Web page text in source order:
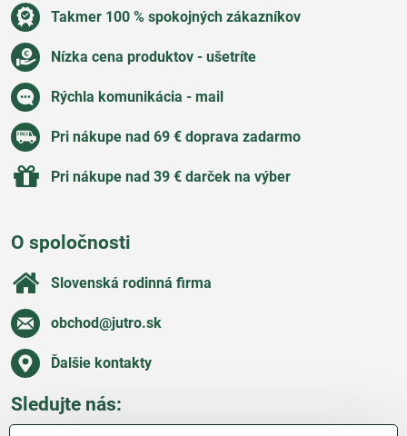
Takmer 100 % spokojných zákazníkov
Nízka cena produktov - ušetríte
Rýchla komunikácia - mail
Pri nákupe nad 69 € doprava zadarmo
Pri nákupe nad 39 € darček na výber
O spoločnosti
Slovenská rodinná firma
obchod​@jutro​.sk
Ďalšie kontakty
Sledujte nás: